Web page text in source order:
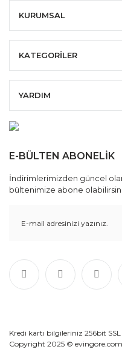
KURUMSAL
KATEGORİLER
YARDIM
E-BÜLTEN ABONELİK
İndirimlerimizden güncel
bültenimize abone
Kredi kartı bilgileriniz 256bit
Copyright 2025 © evingore.com